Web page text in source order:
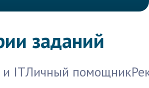
заданий
и ITЛичный помощник